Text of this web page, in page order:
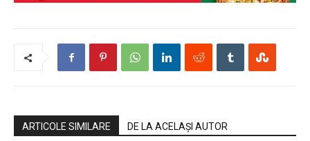
ARTICOLE SIMILARE DE LA ACELAȘI AUTOR